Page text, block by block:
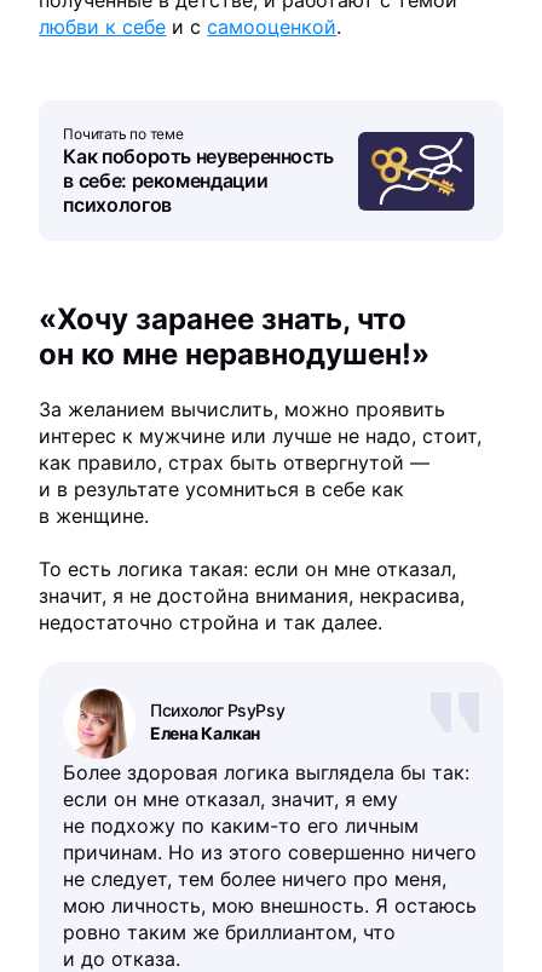
любви к себе и ссамооценкой.
Почитать по теме
Как побороть неуверенность
в себе: рекомендации
психологов
«Хочу заранее знать, что
он ко мне неравнодушен!»
За желанием вычислить, можно проявить
интерес к мужчине или лучше не надо, стоит,
как правило, страх быть отвергнутой —
и в результате усомниться в себе как
в женщине.
То есть логика такая: если он мне отказал,
значит, я не достойна внимания, некрасива,
недостаточно стройна и так далее.
Елена Калкан
Психолог PsyPsy
Более здоровая логика выглядела бы так:
если он мне отказал, значит, я ему
не подхожу по каким-то его личным
причинам. Но из этого совершенно ничего
не следует, тем более ничего про меня,
мою личность, мою внешность. Я остаюсь
ровно таким же бриллиантом, что
и до отказа.